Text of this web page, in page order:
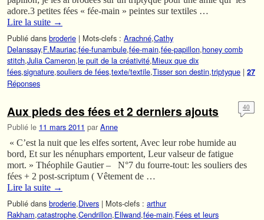
adore.3 petites fées « fée-main » peintes sur textiles …
Lire la suite →
Publié dans broderie | Mots-clefs : Arachné,Cathy
Delanssay,F.Mauriac,fée-funambule,fée-main,fée-papillon,honey comb
stitch,Julia Cameron,le puit de la créativité,Mieux que dix
fées,signature,souliers de fées,texte/textile,Tisser son destin,triptyque | 27
Réponses
Aux pieds des fées et 2 derniers ajouts
Publié le 11 mars 2011 par Anne
40
« C’est la nuit que les elfes sortent, Avec leur robe humide au
bord, Et sur les nénuphars emportent, Leur valseur de fatigue
mort. » Théophile Gautier – N°7 du fourre-tout: les souliers des
fées + 2 post-scriptum ( Vêtement de …
Lire la suite →
Publié dans broderie,Divers | Mots-clefs : arthur
Rakham,catastrophe,Cendrillon,Ellwand,fée-main,Fées et leurs